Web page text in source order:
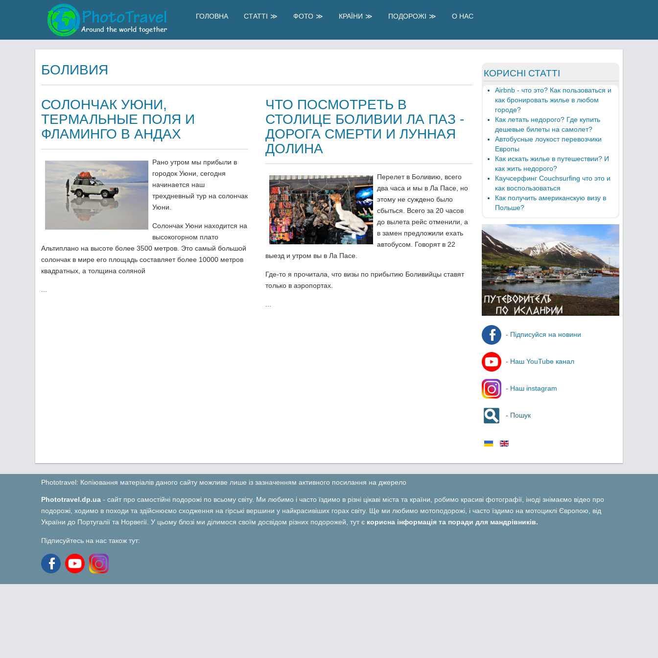
ГОЛОВНА СТАТТІ ФОТО КРАЇНИ ПОДОРОЖІ О НАС
БОЛИВИЯ
СОЛОНЧАК УЮНИ,
ТЕРМАЛЬНЫЕ ПОЛЯ И
ФЛАМИНГО В АНДАХ
Рано утром мы прибыли в
городок Уюни, сегодня
начинается наш
трехдневный тур на солончак
Уюни.
Солончак Уюни находится на
высокогорном плато
Альтиплано на высоте более 3500 метров. Это самый большой
солончак в мире его площадь составляет более 10000 метров
квадратных, а толщина соляной
ЧТО ПОСМОТРЕТЬ В
СТОЛИЦЕ БОЛИВИИ ЛА ПАЗ -
ДОРОГА СМЕРТИ И ЛУННАЯ
ДОЛИНА
Перелет в Боливию, всего
два часа и мы в Ла Пасе, но
этому не суждено было
сбыться. Всего за 20 часов
до вылета рейс отменили, а
в замен предложили ехать
автобусом. Говорят в 22
выезд и утром вы в Ла Пасе.
Где-то я прочитала, что визы по прибытию Боливийцы ставят
только в аэропортах.
КОРИСНІ СТАТТІ
Airbnb - что это? Как пользоваться и
как бронировать жилье в любом
городе?
Как летать недорого? Где купить
дешевые билеты на самолет?
Автобусные лоукост перевозчики
Европы
Как искать жилье в путешествии? И
как жить недорого?
Каучсерфинг Couchsurfing что это и
как воспользоваться
Как получить американскую визу в
Польше?
- Підписуйся на новини
- Наш YouTube канал
- Наш instagram
- Пошук
Phototravel: Копіювання матеріалів даного сайту можливе лише із зазначенням активного посилання на джерело
Phototravel.dp.ua - сайт про самостійні подорожі по всьому світу. Ми любимо і часто їздимо в різні цікаві міста та країни, робимо красиві фотографії, іноді знімаємо відео про
подорожі, ходимо в походи та здійснюємо сходження на гірські вершини у найкрасивіших горах світу. Ще ми любимо мотоподорожі, і часто їздимо на мотоциклі Європою, від
України до Португалії та Норвегії. У цьому блозі ми ділимося своїм досвідом різних подорожей, тут є корисна інформація та поради для мандрівників.
Підписуйтесь на нас також тут: